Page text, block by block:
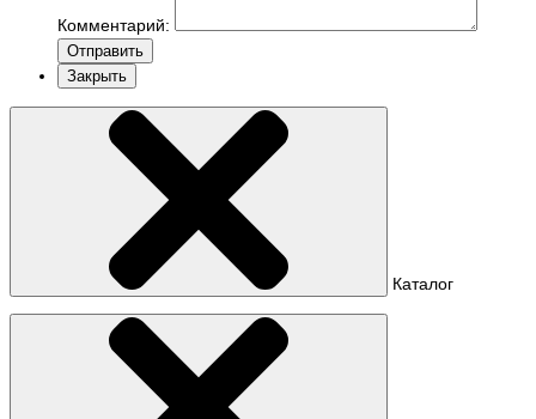
Комментарий:
Отправить
Закрыть
Каталог